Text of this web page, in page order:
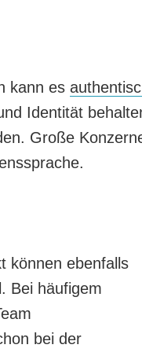
kann es
Identität
Große
können ebenfalls
Bei häufigem
bei der